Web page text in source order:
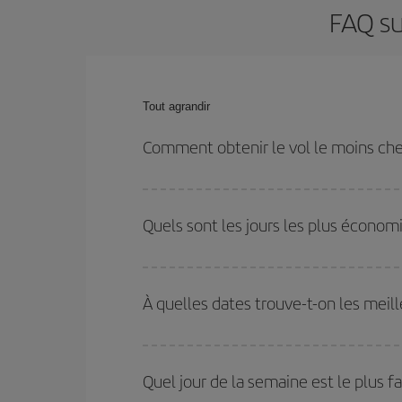
FAQ
Tout agrandir
Comment obtenir le vol le moins
dates et les horaires de votre aller-retour.
Quels sont les jours les plus
vous partez, où vous voulez aller et à quelles
mais également pour les jours proches
À quelles dates trouve-t-on les
et des vacances scolaires sont en haute saison.
pourrez bénéficier des meilleurs prix.
Quel jour de la semaine est le plus